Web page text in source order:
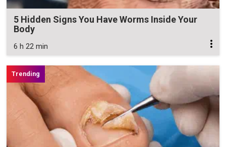
5 Hidden Signs You Have Worms Inside Your
Body
6 h 22 min